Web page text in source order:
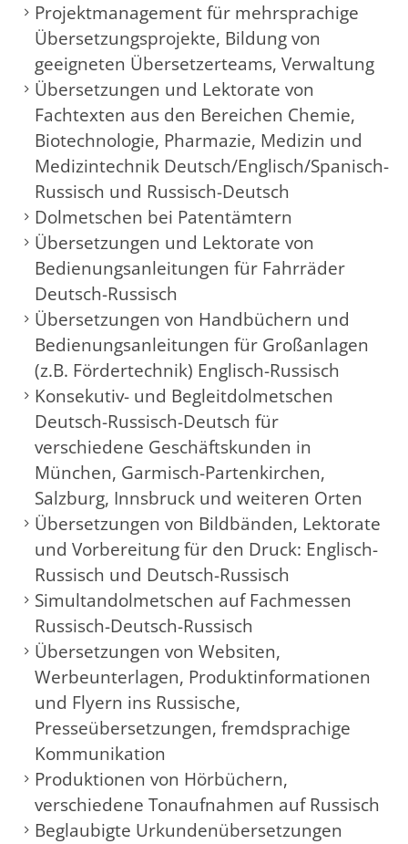
Projektmanagement für mehrsprachige
Übersetzungsprojekte, Bildung von
geeigneten Übersetzerteams, Verwaltung
Übersetzungen und Lektorate von
Fachtexten aus den Bereichen Chemie,
Biotechnologie, Pharmazie, Medizin und
Medizintechnik Deutsch/Englisch/Spanisch-
Russisch und Russisch-Deutsch
Dolmetschen bei Patentämtern
Übersetzungen und Lektorate von
Bedienungsanleitungen für Fahrräder
Deutsch-Russisch
Übersetzungen von Handbüchern und
Bedienungsanleitungen für Großanlagen
(z.B. Fördertechnik) Englisch-Russisch
Konsekutiv- und Begleitdolmetschen
Deutsch-Russisch-Deutsch für
verschiedene Geschäftskunden in
München, Garmisch-Partenkirchen,
Salzburg, Innsbruck und weiteren Orten
Übersetzungen von Bildbänden, Lektorate
und Vorbereitung für den Druck: Englisch-
Russisch und Deutsch-Russisch
Simultandolmetschen auf Fachmessen
Russisch-Deutsch-Russisch
Übersetzungen von Websiten,
Werbeunterlagen, Produktinformationen
und Flyern ins Russische,
Presseübersetzungen, fremdsprachige
Kommunikation
Produktionen von Hörbüchern,
verschiedene Tonaufnahmen auf Russisch
Beglaubigte Urkundenübersetzungen